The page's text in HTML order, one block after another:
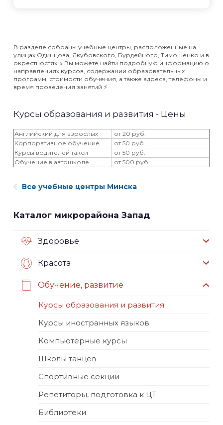
В разделе собраны учебные центры, расположенные на
улицах Одинцова, Якубовского, Бурдейного, Тимошенко и в
окрестностях ⭐️ Вы можете найти подробную информацию о
направлениях курсов, содержании образовательных
программ, стоимости обучения, а также адреса, телефоны и
время проведения занятий ⚡️
Курсы образования и развития - Цены
Английский для взрослых
от 20 руб.
Корпоративное обучение
от 50 руб.
Курсы водителей такси
от 50 руб.
Обучение в автошколе
от 500 руб.
Все учебные центры Минска
Каталог микрорайона Запад
Здоровье
Красота
Обучение, развитие
Курсы образования и развития
Курсы иностранных языков
Компьютерные курсы
Школы танцев
Спортивные секции
Репетиторы, подготовка к ЦТ
Библиотеки